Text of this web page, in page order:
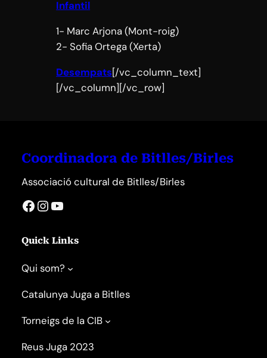
Infantil
1- Marc Arjona (Mont-roig)
2- Sofia Ortega (Xerta)
Desempats[/vc_column_text]
[/vc_column][/vc_row]
Coordinadora de Bitlles/Birles
Associació cultural de Bitlles/Birles
Facebook InstagramYouTube
Quick Links
Qui som?
Catalunya Juga a Bitlles
Torneigs de la CIB
Reus Juga 2023